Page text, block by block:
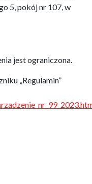
5, pokój nr 107, w
jest ograniczona.
„Regulamin”